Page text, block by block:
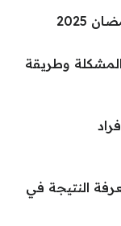
2025
وطريقة
النتيجة في